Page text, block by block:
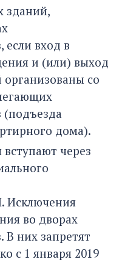
зданий,
вход в
и (или) выход
со
дома).
через
Исключения
во дворах
них запретят
с 1 января 2019